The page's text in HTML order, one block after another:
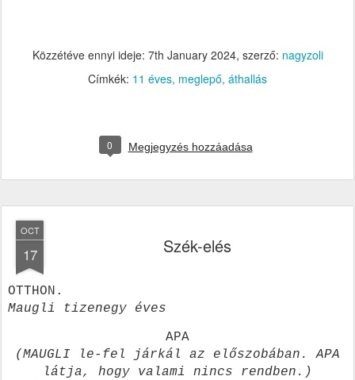
Közzétéve ennyi ideje: 7th January 2024, szerző: nagyzoli
Címkék: 11 éves meglepő áthallás
0 Megjegyzés hozzáadása
OCT
17 Szék-elés
OTTHON.
Maugli tizenegy éves
APA
(MAUGLI le-fel járkál az előszobában. APA
látja, hogy valami nincs rendben.)